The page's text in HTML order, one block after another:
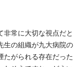
常に大切な視点だと
生の組織が九大病院の
たがられる存在だった